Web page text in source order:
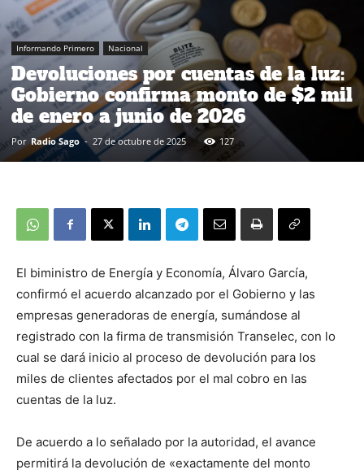
Informando Primero Nacional
Devoluciones por cuentas de la luz:
Gobierno confirma monto de $2 mil
de enero a junio de 2026
Por Radio Sago - 27 de octubre de 2025 127
El biministro de Energía y Economía, Álvaro García,
confirmó el acuerdo alcanzado por el Gobierno y las
empresas generadoras de energía, sumándose al
registrado con la firma de transmisión Transelec, con lo
cual se dará inicio al proceso de devolución para los
miles de clientes afectados por el mal cobro en las
cuentas de la luz.
De acuerdo a lo señalado por la autoridad, el avance
permitirá la devolución de «exactamente del monto